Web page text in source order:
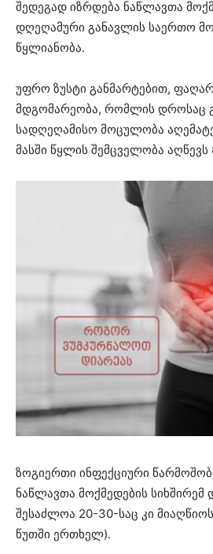
შედეგად იზრდება ნაწლავთა
დღეღამური განავლის საერთო
წყლიანობა.
უფრო ზუსტი განმარტებით,
მდგომარეობა, რომლის დროსაც
სადღეღამისო მოცულობა
მასში წყლის შემცველობა აღწევს
ზოგიერთი ინფექციური
ნაწლავთა მოქმედების სიხშირემ
შესაძლოა 20-30-საც კი
წუთში ერთხელ).